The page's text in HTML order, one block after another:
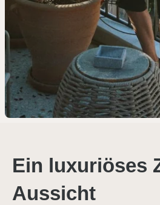
Ein luxuriöses
Aussicht